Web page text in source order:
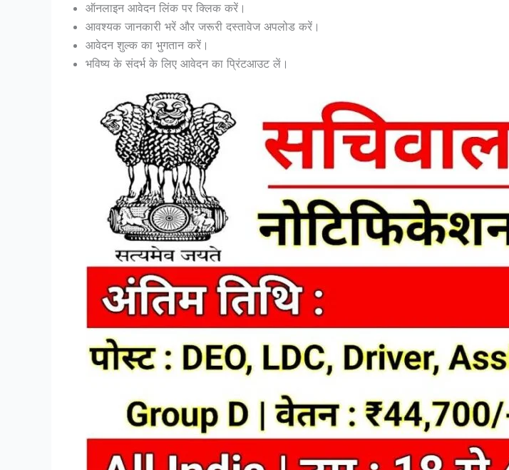
ऑनलाइन आवेदन लिंक पर क्लिक करें।
आवश्यक जानकारी भरें और जरूरी दस्तावेज अपलोड करें।
आवेदन शुल्क का भुगतान करें।
भविष्य के संदर्भ के लिए आवेदन का प्रिंटआउट लें।